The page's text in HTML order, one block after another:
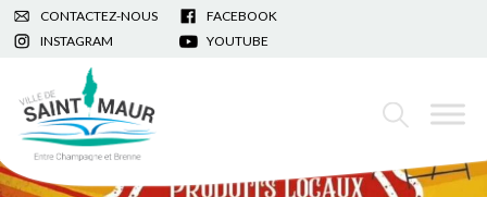
CONTACTEZ-NOUS
FACEBOOK
INSTAGRAM
YOUTUBE